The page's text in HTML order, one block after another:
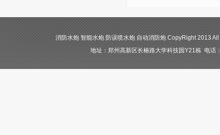
消防水炮 智能水炮 防误喷水炮 自动消防炮 CopyRight 2013
地址：郑州高新区长椿路大学科技园Y21栋 电